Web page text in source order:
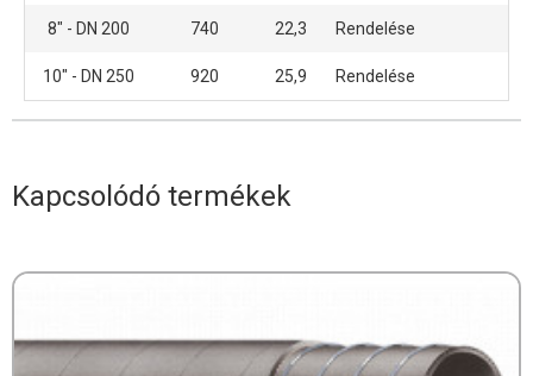
8" - DN 200 740 22,3 Rendelése
10" - DN 250 920 25,9 Rendelése
Kapcsolódó termékek